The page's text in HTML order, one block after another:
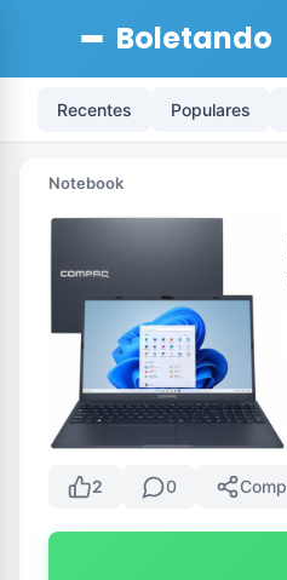
Boletando
Recentes Populares
Notebook
2 0